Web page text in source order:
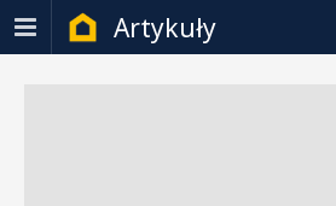
Artykuły